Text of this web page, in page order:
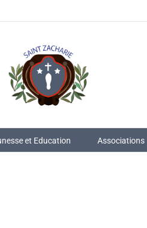
et Education Associations